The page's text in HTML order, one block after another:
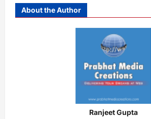
About the Author
Ranjeet Gupta